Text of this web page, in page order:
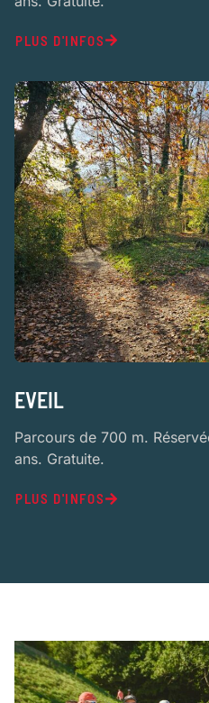
PLUS D'INFOS
EVEIL
Parcours de 700 m.
ans. Gratuite.
PLUS D'INFOS